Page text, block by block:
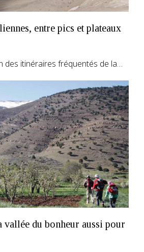
entre pics et plateaux
des itinéraires fréquentés de la…
du bonheur aussi pour